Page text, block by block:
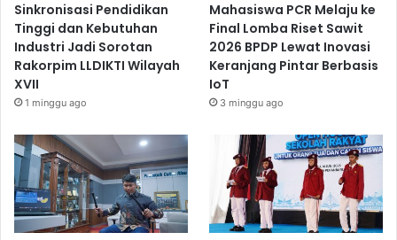
Sinkronisasi Pendidikan
Tinggi dan Kebutuhan
Industri Jadi Sorotan
Rakorpim LLDIKTI Wilayah
XVII
1 minggu ago
Mahasiswa PCR Melaju ke
Final Lomba Riset Sawit
2026 BPDP Lewat Inovasi
Keranjang Pintar Berbasis
IoT
3 minggu ago